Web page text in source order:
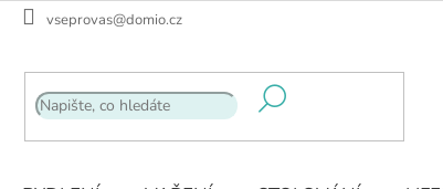
Přejít
vseprovas@domio.cz